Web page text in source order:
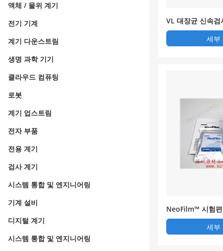
액체 / 물위 계기
전기 기계
계기 다운스트림
생명 과학 기기
클라우드 컴퓨팅
로봇
계기 업스트림
전자 부품
전용 계기
검사 계기
시스템 통합 및 엔지니어링
기계 설비
디지털 계기
시스템 통합 및 엔지니어링
VL 대장균 신속검
세부
NeoFilm™ 시험
균 군수 대장균
포도상구균 수세부